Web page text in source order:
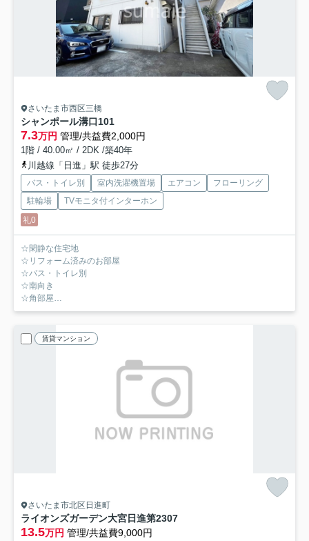
さいたま市西区三橋
シャンポール溝口101
7.3万円 管理/共益費2,000円
1階 / 40.00㎡ / 2DK /築40年
川越線「日進」駅 徒歩27分
バス・トイレ別 室内洗濯機置場 エアコン
フローリング
駐輪場
TVモニタ付インターホン
礼0
☆閑静な住宅地
☆リフォーム済みのお部屋
☆バス・トイレ別
☆南向き
☆角部屋
☆西大宮駅徒歩圏内
賃貸マンション
さいたま市北区日進町
ライオンズガーデン大宮日進第2307
13.5万円 管理/共益費9,000円